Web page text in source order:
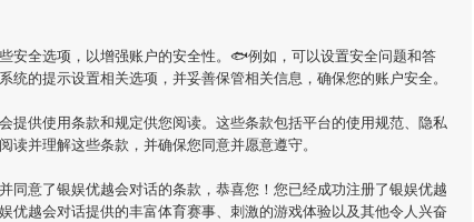
安全选项，以增强账户的安全性。🐟例如，可以设置安全问题和答
统的提示设置相关选项，并妥善保管相关信息，确保您的账户安全。
会提供使用条款和规定供您阅读。这些条款包括平台的使用规范、隐私
读并理解这些条款，并确保您同意并愿意遵守。
同意了银娱优越会对话的条款，恭喜您！您已经成功注册了银娱优越
优越会对话提供的丰富体育赛事、刺激的游戏体验以及其他令人兴奋